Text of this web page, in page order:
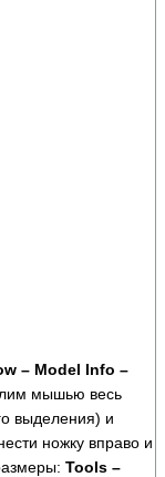
– Model Info –
мышью весь
выделения) и
ножку вправо и
Tools –